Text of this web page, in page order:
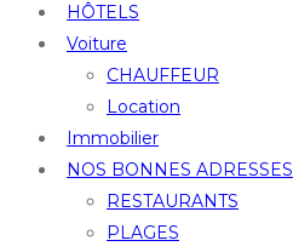
HÔTELS
Voiture
CHAUFFEUR
Location
Immobilier
NOS BONNES ADRESSES
RESTAURANTS
PLAGES